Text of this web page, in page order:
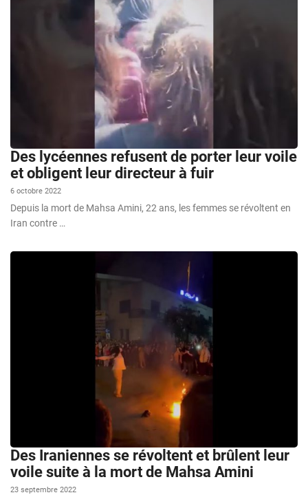
Des lycéennes refusent de porter leur voile
et obligent leur directeur à fuir
6 octobre 2022
Depuis la mort de Mahsa Amini, 22 ans, les femmes se révoltent en
Iran contre …
Des Iraniennes se révoltent et brûlent leur
voile suite à la mort de Mahsa Amini
23 septembre 2022